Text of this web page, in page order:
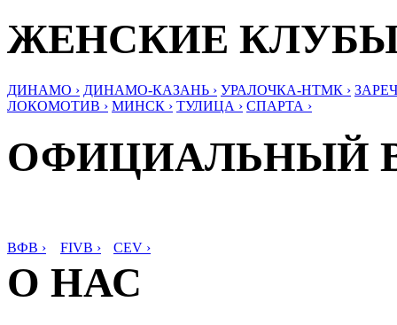
ЖЕНСКИЕ
ДИНАМО › ДИНАМО-КАЗАНЬ › УРАЛОЧКА-НТМК ›
ЛОКОМОТИВ › МИНСК › ТУЛИЦА › СПАРТА ›
ОФИЦИАЛЬНЫЙ
ВФВ › FIVB › CEV ›
О НАС